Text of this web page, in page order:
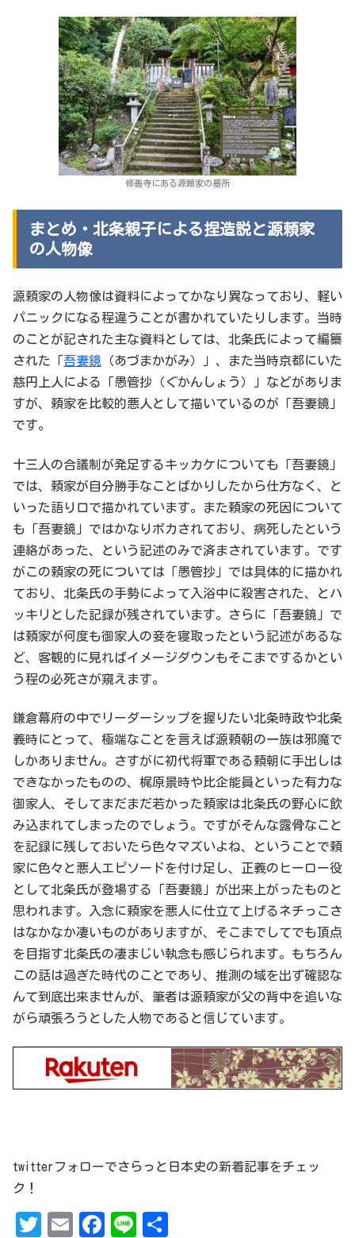
修善寺にある源頼家の墓所
まとめ・北条親子による捏造説と源頼家
の人物像
源頼家の人物像は資料によってかなり異なっており、軽い
パニックになる程違うことが書かれていたりします。当時
のことが記された主な資料としては、北条氏によって編纂
された「吾妻鏡 （あづまかがみ）」、また当時京都にいた
慈円上人による「愚管抄（ぐかんしょう）」などがありま
すが、頼家を比較的悪人として描いているのが「吾妻鏡」
です。
十三人の合議制が発足するキッカケについても「吾妻鏡」
では、頼家が自分勝手なことばかりしたから仕方なく、と
いった語り口で描かれています。また頼家の死因について
も「吾妻鏡」ではかなりボカされており、病死したという
連絡があった、という記述のみで済まされています。です
がこの頼家の死については「愚管抄」では具体的に描かれ
ており、北条氏の手勢によって入浴中に殺害された、とハ
ッキリとした記録が残されています。さらに「吾妻鏡」で
は頼家が何度も御家人の妾を寝取ったという記述があるな
ど、客観的に見ればイメージダウンもそこまでするかとい
う程の必死さが窺えます。
鎌倉幕府の中でリーダーシップを握りたい北条時政や北条
義時にとって、極端なことを言えば源頼朝の一族は邪魔で
しかありません。さすがに初代将軍である頼朝に手出しは
できなかったものの、梶原景時や比企能員といった有力な
御家人、そしてまだまだ若かった頼家は北条氏の野心に飲
み込まれてしまったのでしょう。ですがそんな露骨なこと
を記録に残しておいたら色々マズいよね、ということで頼
家に色々と悪人エピソードを付け足し、正義のヒーロー役
として北条氏が登場する「吾妻鏡」が出来上がったものと
思われます。入念に頼家を悪人に仕立て上げるネチっこさ
はなかなか凄いものがありますが、そこまでしてでも頂点
を目指す北条氏の凄まじい執念も感じられます。もちろん
この話は過ぎた時代のことであり、推測の域を出ず確認な
んて到底出来ませんが、筆者は源頼家が父の背中を追いな
がら頑張ろうとした人物であると信じています。
twitterフォローでさらっと日本史の新着記事をチェッ
ク！
T
Em
Fa
Li